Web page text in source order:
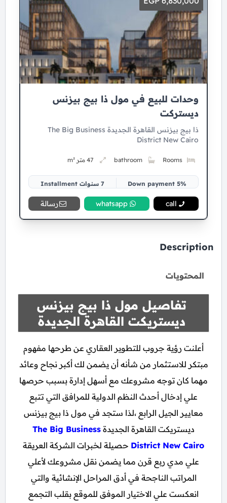
وحدات للبيع في مول ذا بيج بيزنس
ديستركت
ذا بيج بيزنس القاهرة الجديدة The Big Business
District New Cairo
Rooms
bathroom 47 متر m²
5% Down payment 7 سنوات Installment
call
whatsapp رسالة
Description
المحتويات
تفاصيل مول ذا بيج بيزنس
ديستريكت القاهرة الجديدة
أعلنت رؤية جروب للتطوير العقاري عن طرحها مفهوم
مبتكر للاستثمار من شأنه أن يضمن لك أكبر نجاح وعائد
مهما كان توجه مشروعك مع أسهل إدارة بسبب حرصها
علي إدخال أحدث النظم الدولية للمرافق التي تتبع
معايير الجيل الرابع ،لذا ستجد في مول ذا بيج بيزنس
ديستريكت القاهرة الجديدة The Big Business
District New Cairo حصيلة لخبرات الشركة العريقة
علي مدي ربع قرن مما يضمن نقل مشروعك لأعلي
المراتب الناجحة في أدق المراحل الإنشائية والتي
انعكست علي الاختيار الموفق للموقع بقلب التجمع